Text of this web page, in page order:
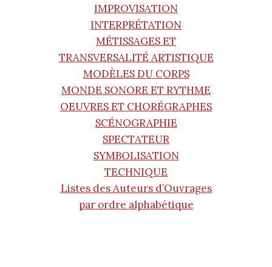
IMPROVISATION
INTERPRÉTATION
MÉTISSAGES ET
TRANSVERSALITÉ ARTISTIQUE
MODÈLES DU CORPS
MONDE SONORE ET RYTHME
OEUVRES ET CHORÉGRAPHES
SCÉNOGRAPHIE
SPECTATEUR
SYMBOLISATION
TECHNIQUE
Listes des Auteurs d’Ouvrages
par ordre alphabétique